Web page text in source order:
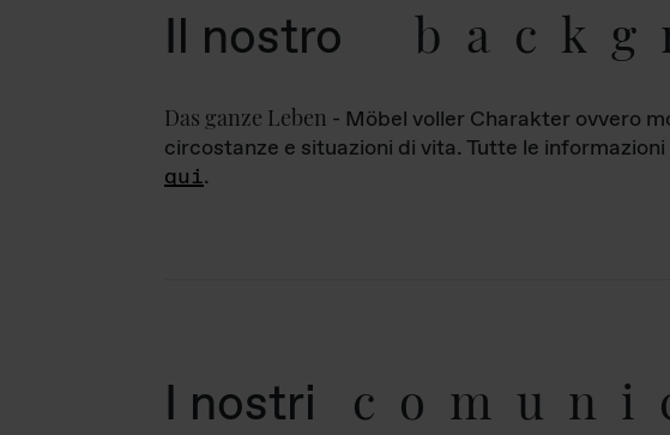
Il nostro
Das ganze Leben - Möbel voller Charakter ovvero
circostanze e situazioni di vita. Tutte le
qui.
I nostri